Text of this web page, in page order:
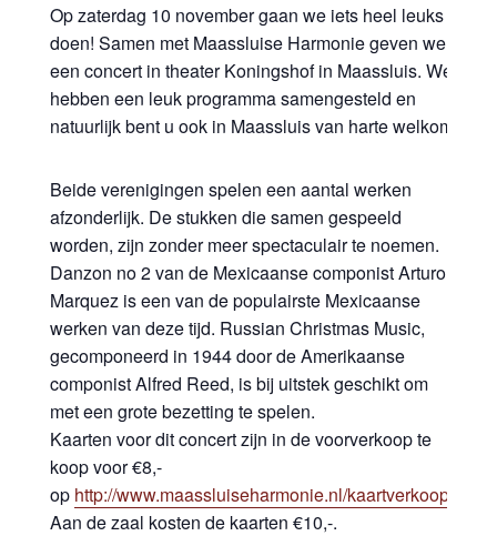
Op zaterdag 10 november gaan we iets heel leuks
doen! Samen met Maassluise Harmonie geven we
een concert in theater Koningshof in Maassluis. We
hebben een leuk programma samengesteld en
natuurlijk bent u ook in Maassluis van harte welkom!
Beide verenigingen spelen een aantal werken
afzonderlijk. De stukken die samen gespeeld
worden, zijn zonder meer spectaculair te noemen.
Danzon no 2 van de Mexicaanse componist Arturo
Marquez is een van de populairste Mexicaanse
werken van deze tijd. Russian Christmas Music,
gecomponeerd in 1944 door de Amerikaanse
componist Alfred Reed, is bij uitstek geschikt om
met een grote bezetting te spelen.
Kaarten voor dit concert zijn in de voorverkoop te
koop voor €8,-
op http://www.maassluiseharmonie.nl/kaartverkoop/
Aan de zaal kosten de kaarten €10,-.